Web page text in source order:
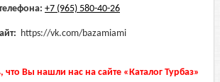
+7 (965) 580-40-26
https://vk.com/bazamiami
что Вы нашли нас на сайте «Каталог Турбаз»